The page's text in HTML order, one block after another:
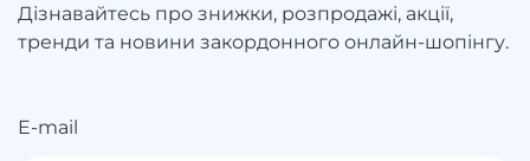
Дізнавайтесь про знижки, розпродажі, акції,
тренди та новини закордонного онлайн-шопінгу.
E-mail